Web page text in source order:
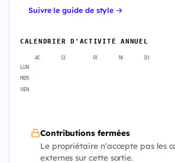
Suivre le guide de style →
CALENDRIER D'ACTIVITÉ ANNUEL
AOÛT SEPT. OCT. NOV. DÉC.
LUN
MER
VEN
Contributions fermées
Le propriétaire n'accepte pas les
externes sur cette sortie.